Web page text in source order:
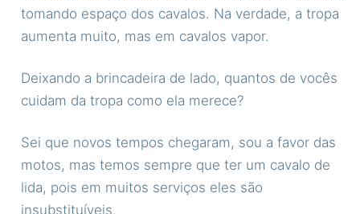
tomando espaço dos cavalos. Na verdade, a tropa
aumenta muito, mas em cavalos vapor.
Deixando a brincadeira de lado, quantos de vocês
cuidam da tropa como ela merece?
Sei que novos tempos chegaram, sou a favor das
motos, mas temos sempre que ter um cavalo de
lida, pois em muitos serviços eles são
insubstituíveis.